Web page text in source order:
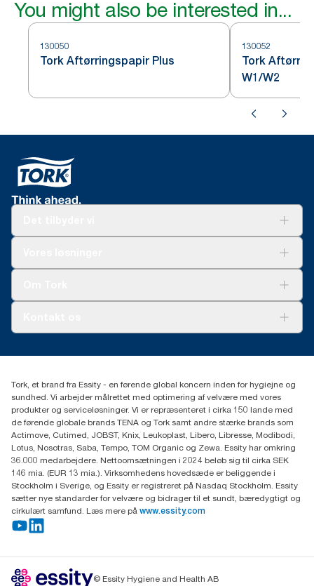
You might also be interested in...
130050
Tork Aftørringspapir Plus
130052
Tork
W1/W2
Smiley-rapport
(+45) 48 16 82 44
Professional Hygiene
Gydevang 33
DK-3450 Allerød
Tork, et brand fra Essity - en førende global koncern inden for hygiejne og
sundhed. Vi arbejder målrettet med optimering af velvære med vores
produkter og serviceløsninger. Vi er repræsenteret i cirka 150 lande med
de førende globale brands TENA og Tork samt andre stærke brands som
Actimove, Cutimed, JOBST, Knix, Leukoplast, Libero, Libresse, Modibodi,
Lotus, Nosotras, Saba, Tempo, TOM Organic og Zewa. Essity har omkring
36.000 medarbejdere. Nettoomsætningen i 2024 beløb sig til cirka SEK
146 mia. (EUR 13 mia.). Virksomhedens hovedsæde er beliggende i
Stockholm i Sverige, og Essity er registreret på Nasdaq Stockholm. Essity
sætter nye standarder for velvære og bidrager til et sundt, bæredygtigt og
cirkulært samfund. Læs mere på www.essity.com
© Essity Hygiene and Health AB